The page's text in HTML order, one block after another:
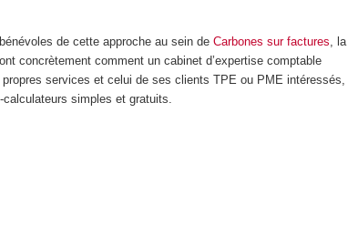
de cette approche au sein deCarbones sur factures, la
concrètement comment un cabinet d’expertise comptable
services et celui de ses clients TPE ou PME intéressés,
simples et gratuits.